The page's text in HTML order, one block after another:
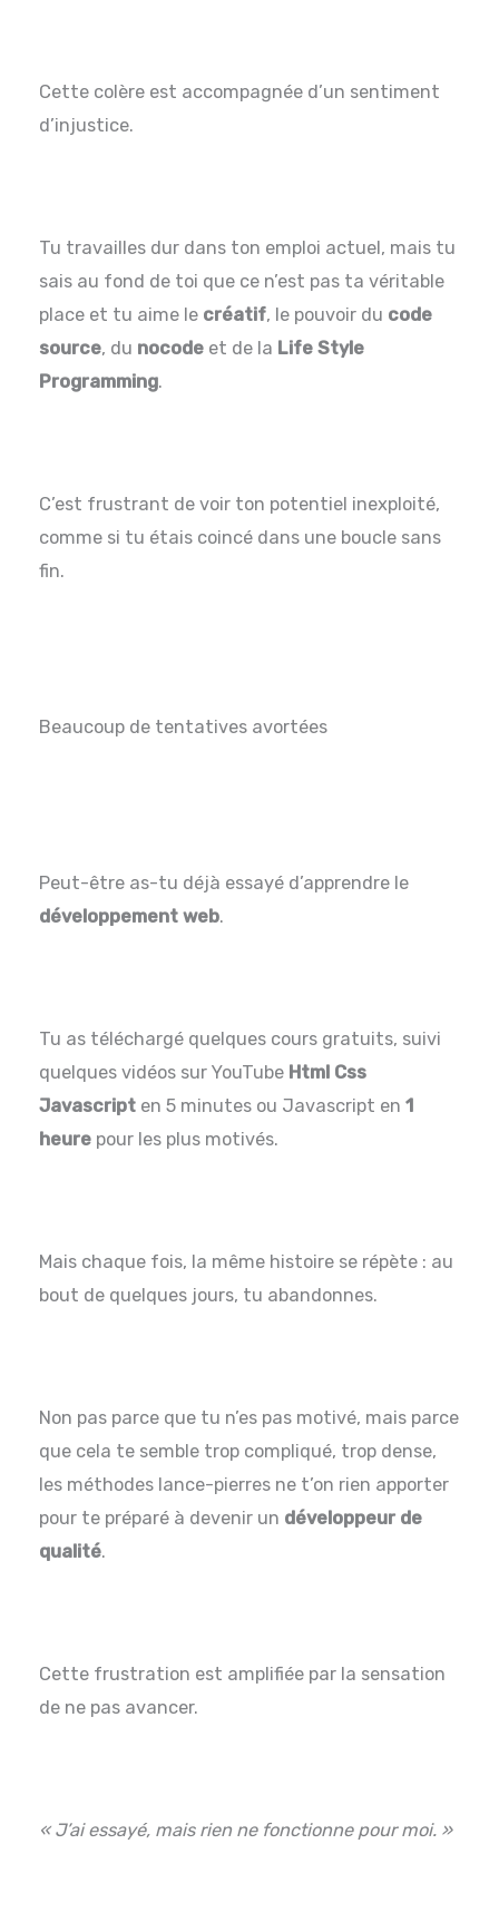
Cette colère est accompagnée d’un sentiment
d’injustice.
Tu travailles dur dans ton emploi actuel, mais tu
sais au fond de toi que ce n’est pas ta véritable
place et tu aime le créatif, le pouvoir du code
source, du nocode et de la Life Style
Programming.
C’est frustrant de voir ton potentiel inexploité,
comme si tu étais coincé dans une boucle sans
fin.
Beaucoup de tentatives avortées
Peut-être as-tu déjà essayé d’apprendre le
développement web.
Tu as téléchargé quelques cours gratuits, suivi
quelques vidéos sur YouTube Html Css
Javascript en 5 minutes ou Javascript en1
heure pour les plus motivés.
Mais chaque fois, la même histoire se répète : au
bout de quelques jours, tu abandonnes.
Non pas parce que tu n’es pas motivé, mais parce
que cela te semble trop compliqué, trop dense,
les méthodes lance-pierres ne t’on rien apporter
pour te préparé à devenir un développeur de
qualité.
Cette frustration est amplifiée par la sensation
de ne pas avancer.
« J’ai essayé, mais rien ne fonctionne pour moi. »